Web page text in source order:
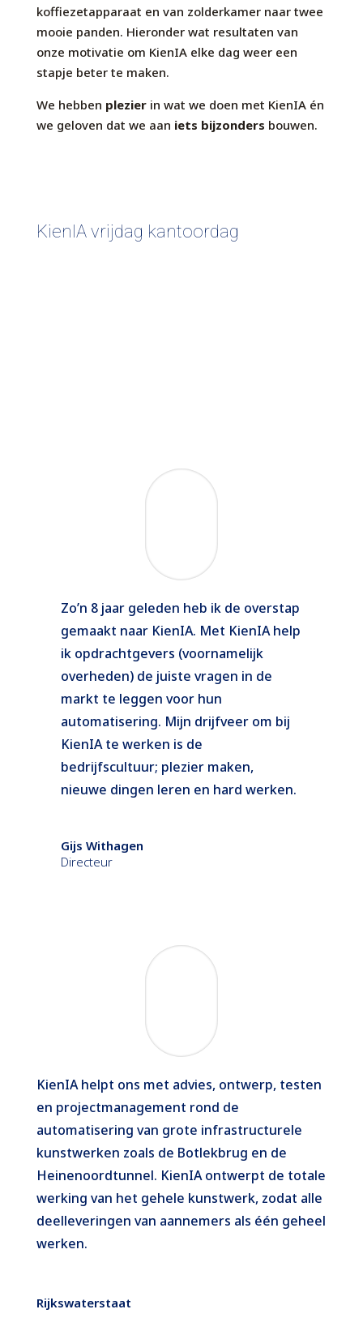
koffiezetapparaat en van zolderkamer naar twee
mooie panden. Hieronder wat resultaten van
onze motivatie om KienIA elke dag weer een
stapje beter te maken.
We hebben plezierin wat we doen met KienIA én
we geloven dat we aan iets bijzonders bouwen.
KienIA vrijdag kantoordag
Zo’n 8 jaar geleden heb ik de overstap
gemaakt naar KienIA. Met KienIA help
ik opdrachtgevers (voornamelijk
overheden) de juiste vragen in de
markt te leggen voor hun
automatisering. Mijn drijfveer om bij
KienIA te werken is de
bedrijfscultuur; plezier maken,
nieuwe dingen leren en hard werken.
Gijs Withagen
Directeur
KienIA helpt ons met advies, ontwerp, testen
en projectmanagement rond de
automatisering van grote infrastructurele
kunstwerken zoals de Botlekbrug en de
Heinenoordtunnel. KienIA ontwerpt de totale
werking van het gehele kunstwerk, zodat alle
deelleveringen van aannemers als één geheel
werken.
Rijkswaterstaat